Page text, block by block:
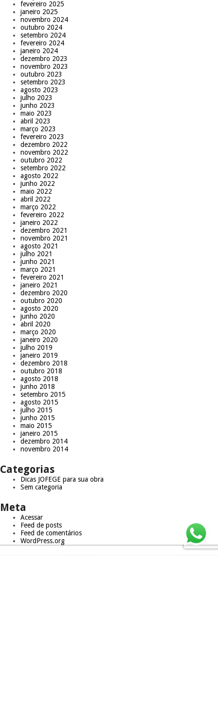
fevereiro 2025
janeiro 2025
novembro 2024
outubro 2024
setembro 2024
fevereiro 2024
janeiro 2024
dezembro 2023
novembro 2023
outubro 2023
setembro 2023
agosto 2023
julho 2023
junho 2023
maio 2023
abril 2023
março 2023
fevereiro 2023
dezembro 2022
novembro 2022
outubro 2022
setembro 2022
agosto 2022
junho 2022
maio 2022
abril 2022
março 2022
fevereiro 2022
janeiro 2022
dezembro 2021
novembro 2021
agosto 2021
julho 2021
junho 2021
março 2021
fevereiro 2021
janeiro 2021
dezembro 2020
outubro 2020
agosto 2020
junho 2020
abril 2020
março 2020
janeiro 2020
julho 2019
janeiro 2019
dezembro 2018
outubro 2018
agosto 2018
junho 2018
setembro 2015
agosto 2015
julho 2015
junho 2015
maio 2015
janeiro 2015
dezembro 2014
novembro 2014
Categorias
Dicas JOFEGE para sua obra
Sem categoria
Meta
Acessar
Feed de posts
Feed de comentários
WordPress.org